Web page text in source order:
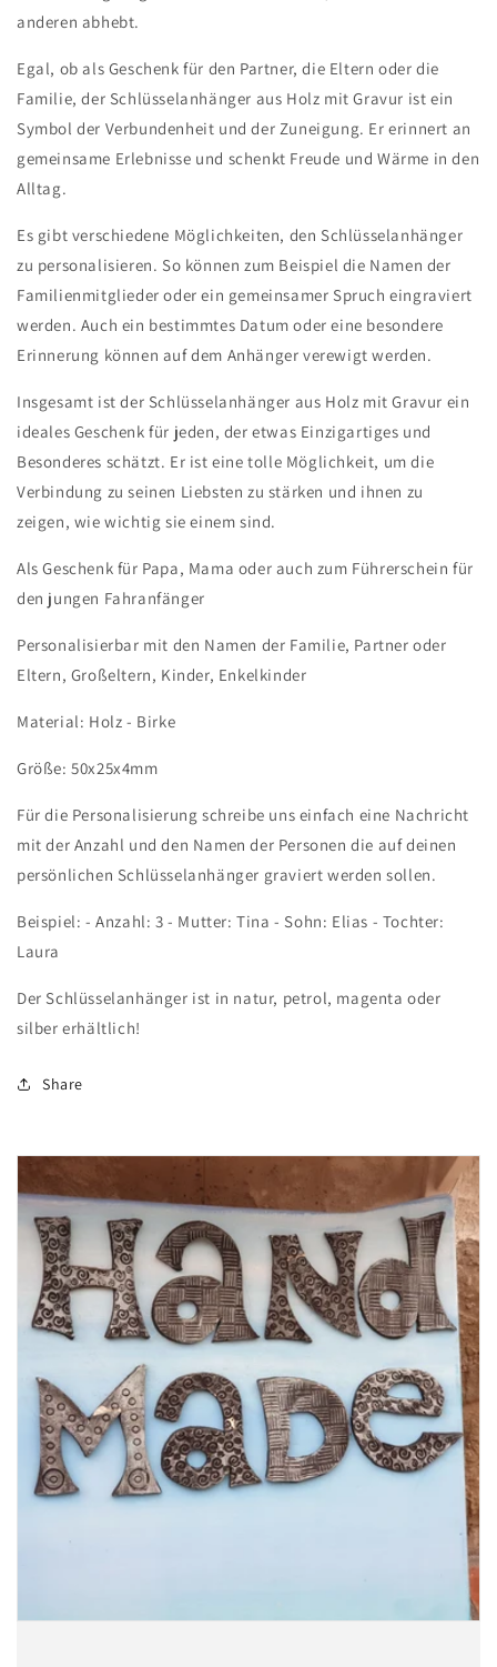
anderen abhebt.
Egal, ob als Geschenk für den Partner, die Eltern oder die
Familie, der Schlüsselanhänger aus Holz mit Gravur ist ein
Symbol der Verbundenheit und der Zuneigung. Er erinnert an
gemeinsame Erlebnisse und schenkt Freude und Wärme in den
Alltag.
Es gibt verschiedene Möglichkeiten, den Schlüsselanhänger
zu personalisieren. So können zum Beispiel die Namen der
Familienmitglieder oder ein gemeinsamer Spruch eingraviert
werden. Auch ein bestimmtes Datum oder eine besondere
Erinnerung können auf dem Anhänger verewigt werden.
Insgesamt ist der Schlüsselanhänger aus Holz mit Gravur ein
ideales Geschenk für jeden, der etwas Einzigartiges und
Besonderes schätzt. Er ist eine tolle Möglichkeit, um die
Verbindung zu seinen Liebsten zu stärken und ihnen zu
zeigen, wie wichtig sie einem sind.
Als Geschenk für Papa, Mama oder auch zum Führerschein für
den jungen Fahranfänger
Personalisierbar mit den Namen der Familie, Partner oder
Eltern, Großeltern, Kinder, Enkelkinder
Material: Holz - Birke
Größe: 50x25x4mm
Für die Personalisierung schreibe uns einfach eine Nachricht
mit der Anzahl und den Namen der Personen die auf deinen
persönlichen Schlüsselanhänger graviert werden sollen.
Beispiel: - Anzahl: 3 - Mutter: Tina - Sohn: Elias - Tochter:
Laura
Der Schlüsselanhänger ist in natur, petrol, magenta oder
silber erhältlich!
Share